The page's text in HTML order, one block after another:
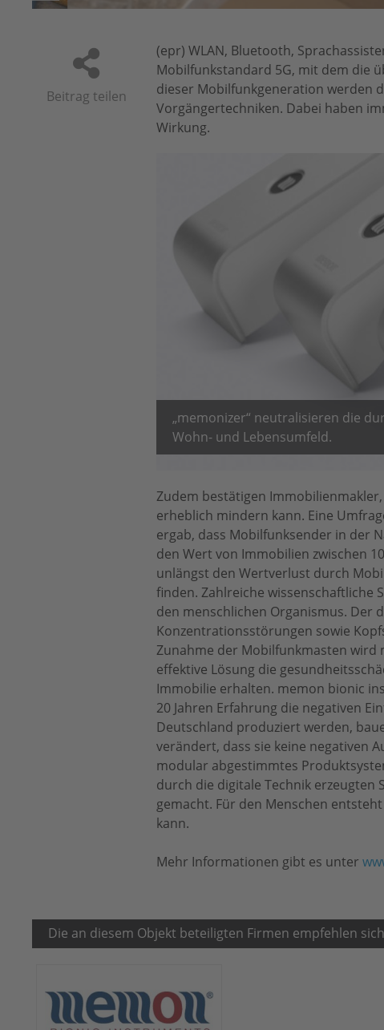
Beitrag teilen
(epr) WLAN, Bluetooth,
Mobilfunkstandard 5G, mit dem die
dieser Mobilfunkgeneration werden
Vorgängertechniken. Dabei haben
Wirkung.
„memonizer“ neutralisieren die
Wohn- und Lebensumfeld.
Zudem bestätigen
erheblich mindern kann. Eine
ergab, dass Mobilfunksender in der
den Wert von Immobilien zwischen
unlängst den Wertverlust durch
finden. Zahlreiche wissenschaftliche
den menschlichen Organismus. Der
Konzentrationsstörungen sowie
Zunahme der Mobilfunkmasten wird
effektive Lösung die
Immobilie erhalten. memon bionic
20 Jahren Erfahrung die negativen
Deutschland produziert werden,
verändert, dass sie keine negativen
modular abgestimmtes
durch die digitale Technik
gemacht. Für den Menschen
kann.
Mehr Informationen gibt es unter
Die an diesem Objekt beteiligten Firmen empfehlen sich